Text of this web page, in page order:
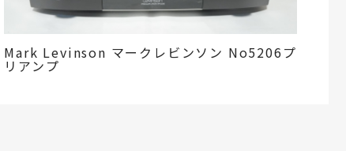
Mark Levinson マークレビンソン No5206プ
リアンプ